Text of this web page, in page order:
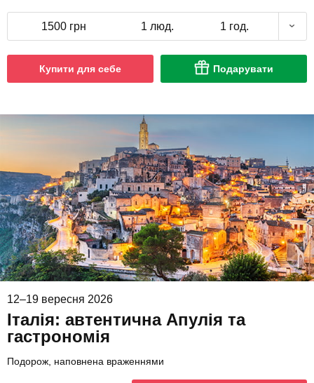
1500 грн 1 люд. 1 год.
Купити для себе Подарувати
12–19 вересня 2026
Італія: автентична Апулія та
гастрономія
Подорож, наповнена враженнями